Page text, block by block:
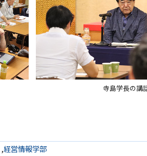
寺島学長の講
,経営情報学部